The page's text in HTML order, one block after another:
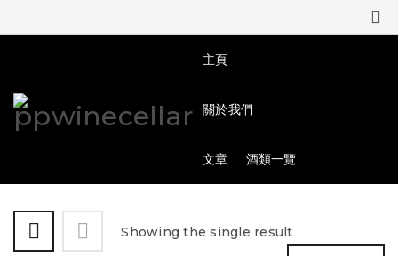
主頁
關於我們
文章 酒類一覽
Showing the single result